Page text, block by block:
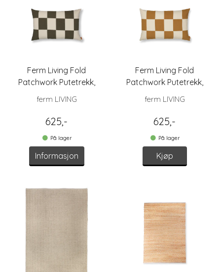
Ferm Living Fold
Patchwork Putetrekk,
Grønn 60x40
ferm LIVING
625,-
På lager
Informasjon
Ferm Living Fold
Patchwork Putetrekk,
Oker 60x40
ferm LIVING
625,-
På lager
Kjøp